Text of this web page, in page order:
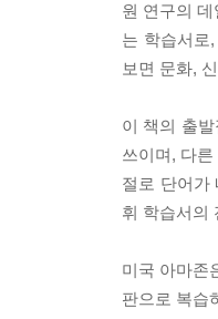
원 연구의
는 학습서로
보면 문화,
이 책의 출
쓰이며, 다
절로 단어가
휘 학습서의
미국 아마존
판으로 복습